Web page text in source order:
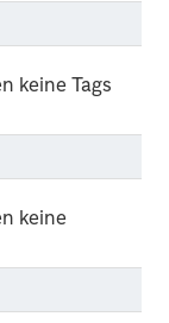
keine Tags
keine